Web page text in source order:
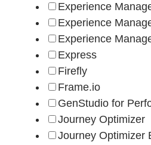
Experience
Experience
Experience
Express
Firefly
Frame.io
GenStudio for
Journey Optimizer
Journey Optimizer